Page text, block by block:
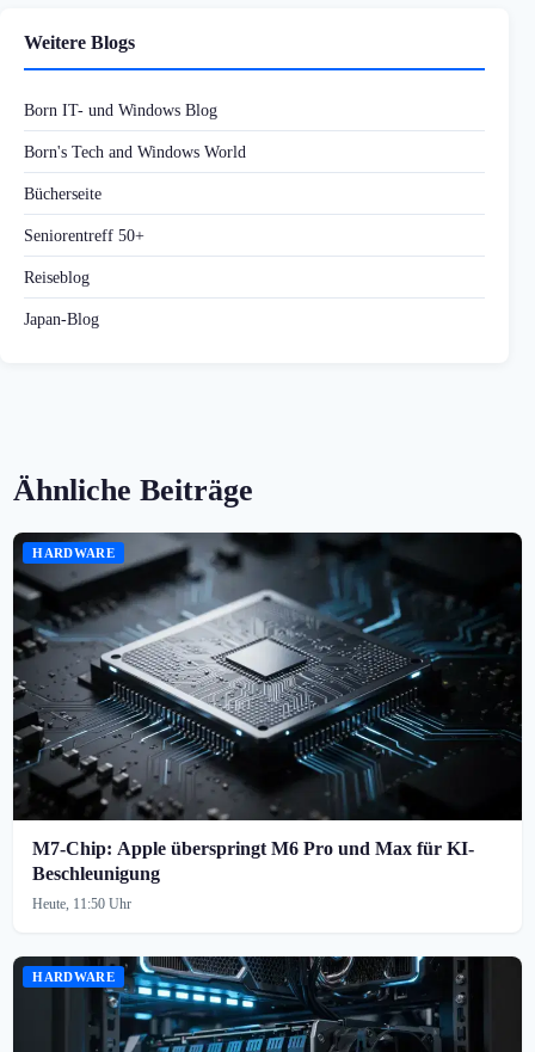
Weitere Blogs
Born IT- und Windows Blog
Born's Tech and Windows World
Bücherseite
Seniorentreff 50+
Reiseblog
Japan-Blog
Ähnliche Beiträge
HARDWARE
M7-Chip: Apple überspringt M6 Pro und Max für KI-
Beschleunigung
Heute, 11:50 Uhr
HARDWARE